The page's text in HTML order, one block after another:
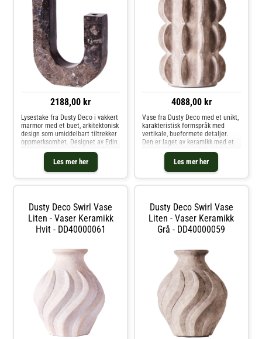
2188,00 kr
Les mer her
Lysestake fra Dusty Deco i vakkert
marmor med et buet, arkitektonisk
design som umiddelbart tiltrekker
oppmerksomhet. Designet av Edin
& Lina Kjellvertz. Om lysestaken
fra Dusty Deco- Finnes i
forskjellige farger.- Produktet er
laget av naturlig materiale, noe
andre Lysestaker & Lyslykter hos
Royal Design.
4088,00 kr
Les mer her
Vase fra Dusty Deco med et unikt,
karakteristisk formspråk med
vertikale, bueformete detaljer.
Den er laget av keramikk med et
vanntett belegg perfekt for
snittblomster og kvister. Designet
av Edin & Lina Kjellvertz. Om
vasen fra Dusty Deco- Velg
Designet av Edin & Lina
Kjellvertz.- Vanntett. Kjøp Vaser
og andre Dekorasjon hos Royal
Design.
Dusty Deco Swirl Vase
Liten - Vaser Keramikk
Hvit - DD40000061
Dusty Deco Swirl Vase
Liten - Vaser Keramikk
Grå - DD40000059